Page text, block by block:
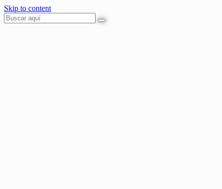
Skip to content